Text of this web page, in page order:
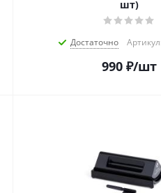
шт)
Достаточно
990₽/шт